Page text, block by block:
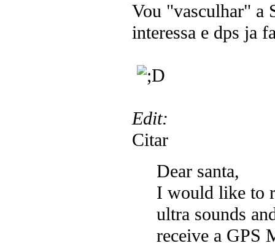
Vou "vasculhar" a
interessa e dps ja
Edit:
Citar
Dear santa,
I would like to
ultra sounds
receive a GPS